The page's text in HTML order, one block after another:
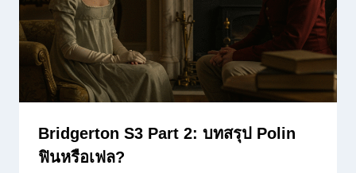
Bridgerton S3 Part 2: บทสรุป Polin
ฟินหรือเฟล?